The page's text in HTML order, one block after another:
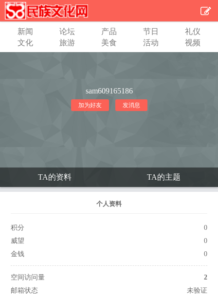
新闻 论坛 产品 节日
礼仪
文化
旅游 美食 活动 视频
sam609165186
加为好友 发消息
TA的资料 TA的主题
个人资料
积分
0
威望
0
金钱
0
空间访问量
2
邮箱状态
未验证